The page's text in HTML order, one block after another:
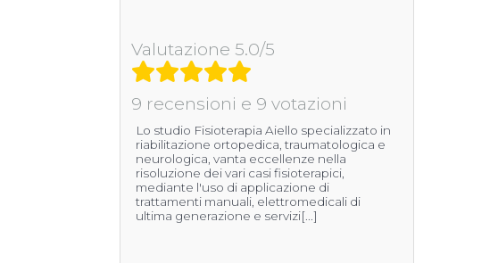
Valutazione 5.0/5
9 recensioni e 9 votazioni
Lo studio Fisioterapia Aiello specializzato in
riabilitazione ortopedica, traumatologica e
neurologica, vanta eccellenze nella
risoluzione dei vari casi fisioterapici,
mediante l'uso di applicazione di
trattamenti manuali, elettromedicali di
ultima generazione e servizi[...]